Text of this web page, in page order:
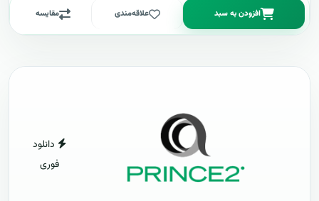
افزودن به سبد علاقه‌مندی مقایسه
دانلود
فوری